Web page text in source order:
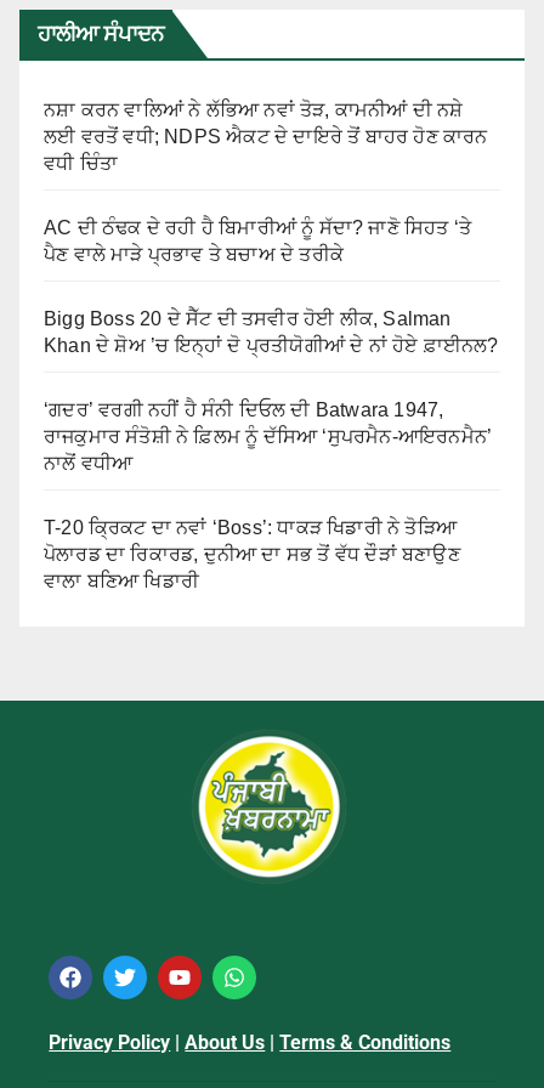
ਹਾਲੀਆ ਸੰਪਾਦਨ
ਨਸ਼ਾ ਕਰਨ ਵਾਲਿਆਂ ਨੇ ਲੱਭਿਆ ਨਵਾਂ ਤੋੜ, ਕਾਮਨੀਆਂ ਦੀ ਨਸ਼ੇ
ਲਈ ਵਰਤੋਂ ਵਧੀ; NDPS ਐਕਟ ਦੇ ਦਾਇਰੇ ਤੋਂ ਬਾਹਰ ਹੋਣ ਕਾਰਨ
ਵਧੀ ਚਿੰਤਾ
AC ਦੀ ਠੰਢਕ ਦੇ ਰਹੀ ਹੈ ਬਿਮਾਰੀਆਂ ਨੂੰ ਸੱਦਾ? ਜਾਣੋ ਸਿਹਤ ‘ਤੇ
ਪੈਣ ਵਾਲੇ ਮਾੜੇ ਪ੍ਰਭਾਵ ਤੇ ਬਚਾਅ ਦੇ ਤਰੀਕੇ
Bigg Boss 20 ਦੇ ਸੈੱਟ ਦੀ ਤਸਵੀਰ ਹੋਈ ਲੀਕ, Salman
Khan ਦੇ ਸ਼ੋਅ ’ਚ ਇਨ੍ਹਾਂ ਦੋ ਪ੍ਰਤੀਯੋਗੀਆਂ ਦੇ ਨਾਂ ਹੋਏ ਫ਼ਾਈਨਲ?
‘ਗਦਰ’ ਵਰਗੀ ਨਹੀਂ ਹੈ ਸੰਨੀ ਦਿਓਲ ਦੀ Batwara 1947,
ਰਾਜਕੁਮਾਰ ਸੰਤੋਸ਼ੀ ਨੇ ਫ਼ਿਲਮ ਨੂੰ ਦੱਸਿਆ ‘ਸੁਪਰਮੈਨ-ਆਇਰਨਮੈਨ’
ਨਾਲੋਂ ਵਧੀਆ
T-20 ਕ੍ਰਿਕਟ ਦਾ ਨਵਾਂ ‘Boss’: ਧਾਕੜ ਖਿਡਾਰੀ ਨੇ ਤੋੜਿਆ
ਪੋਲਾਰਡ ਦਾ ਰਿਕਾਰਡ, ਦੁਨੀਆ ਦਾ ਸਭ ਤੋਂ ਵੱਧ ਦੌੜਾਂ ਬਣਾਉਣ
ਵਾਲਾ ਬਣਿਆ ਖਿਡਾਰੀ
Privacy Policy |About Us |Terms & Conditions